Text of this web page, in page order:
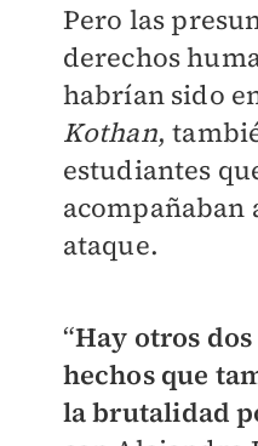
Pero las
derechos
habrían sido
Kothan,
estudiantes
ataque.
“Hay otros
hechos que
la brutalidad